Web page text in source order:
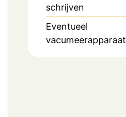
schrijven
Eventueel
vacumeerapparaat